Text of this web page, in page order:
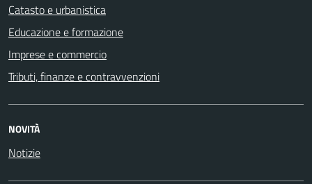
Catasto e urbanistica
Educazione e formazione
Imprese e commercio
Tributi, finanze e contravvenzioni
NOVITÀ
Notizie